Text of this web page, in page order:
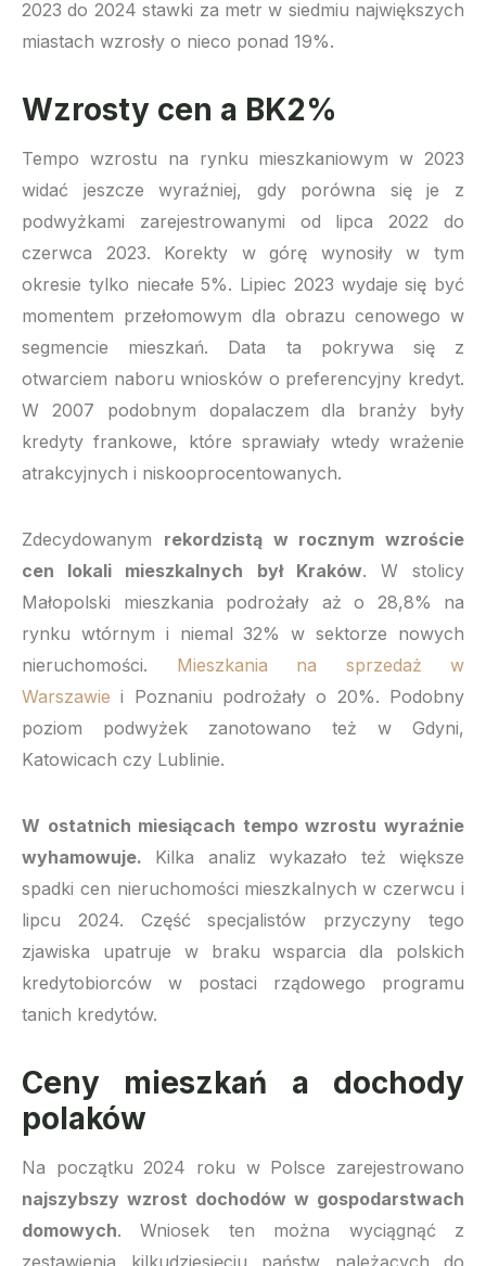
2023 do 2024 stawki za metr w siedmiu największych
miastach wzrosły o nieco ponad 19%.
Wzrosty cen a BK2%
Tempo wzrostu na rynku mieszkaniowym w 2023
widać jeszcze wyraźniej, gdy porówna się je z
podwyżkami zarejestrowanymi od lipca 2022 do
czerwca 2023. Korekty w górę wynosiły w tym
okresie tylko niecałe 5%. Lipiec 2023 wydaje się być
momentem przełomowym dla obrazu cenowego w
segmencie mieszkań. Data ta pokrywa się z
otwarciem naboru wniosków o preferencyjny kredyt.
W 2007 podobnym dopalaczem dla branży były
kredyty frankowe, które sprawiały wtedy wrażenie
atrakcyjnych i niskooprocentowanych.
Zdecydowanym rekordzistą w rocznym wzroście
cen lokali mieszkalnych był Kraków. W stolicy
Małopolski mieszkania podrożały aż o 28,8% na
rynku wtórnym i niemal 32% w sektorze nowych
nieruchomości. Mieszkania na sprzedaż w
Warszawie i Poznaniu podrożały o 20%. Podobny
poziom podwyżek zanotowano też w Gdyni,
Katowicach czy Lublinie.
W ostatnich miesiącach tempo wzrostu wyraźnie
wyhamowuje. Kilka analiz wykazało też większe
spadki cen nieruchomości mieszkalnych w czerwcu i
lipcu 2024. Część specjalistów przyczyny tego
zjawiska upatruje w braku wsparcia dla polskich
kredytobiorców w postaci rządowego programu
tanich kredytów.
Ceny mieszkań a dochody
polaków
Na początku 2024 roku w Polsce zarejestrowano
najszybszy wzrost dochodów w gospodarstwach
domowych. Wniosek ten można wyciągnąć z
zestawienia kilkudziesięciu państw należących do